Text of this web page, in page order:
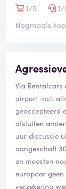
1/5
1/
Nogmaals
Via
airport incl.
geaccepteerd
afsluiten
uur discussie
aangeschaft
en moesten
europcar
verzekering